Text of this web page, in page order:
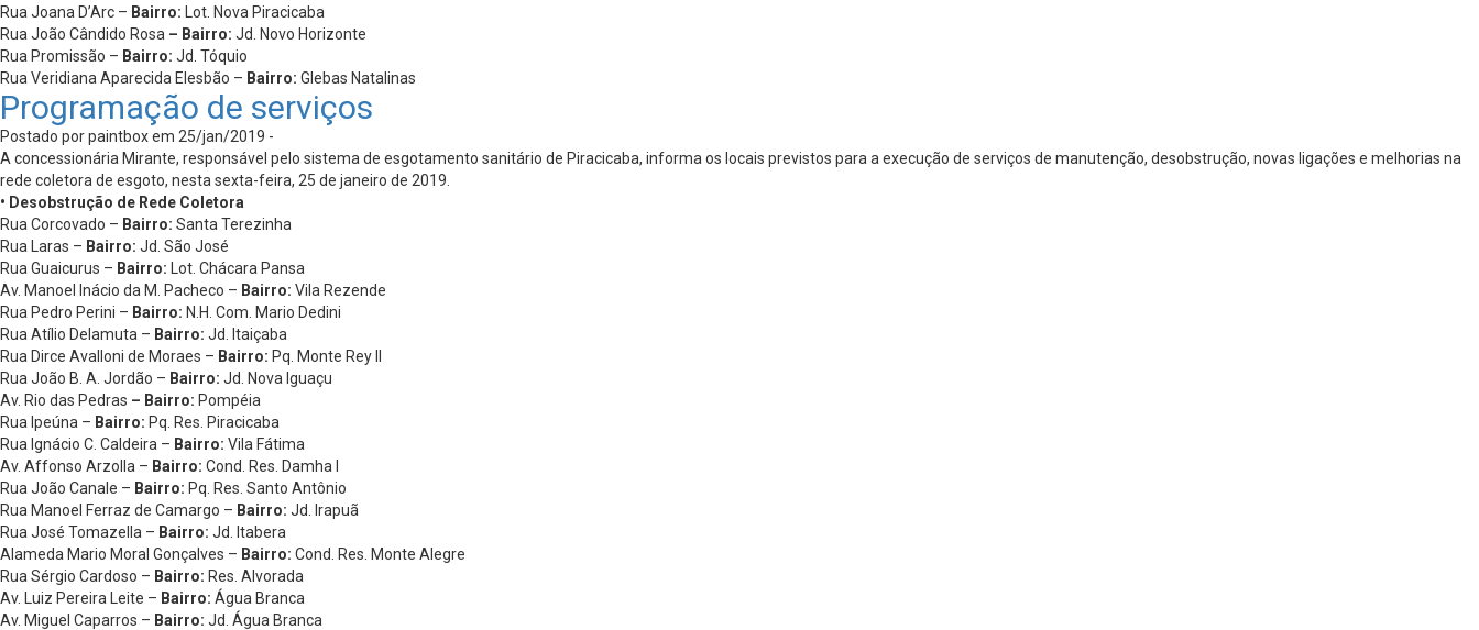
Rua Joana D’Arc – Bairro: Lot. Nova Piracicaba
Rua João Cândido Rosa – Bairro: Jd. Novo Horizonte
Rua Promissão – Bairro: Jd. Tóquio
Rua Veridiana Aparecida Elesbão – Bairro: Glebas Natalinas
Programação de serviços
Postado por paintbox em 25/jan/2019 -
A concessionária Mirante, responsável pelo sistema de esgotamento sanitário de Piracicaba, informa os locais previstos para a execução de serviços de manutenção, desobstrução, novas ligações e melhorias na
rede coletora de esgoto, nesta sexta-feira, 25 de janeiro de 2019.
• Desobstrução de Rede Coletora
Rua Corcovado – Bairro: Santa Terezinha
Rua Laras – Bairro: Jd. São José
Rua Guaicurus – Bairro: Lot. Chácara Pansa
Av. Manoel Inácio da M. Pacheco – Bairro: Vila Rezende
Rua Pedro Perini – Bairro: N.H. Com. Mario Dedini
Rua Atílio Delamuta – Bairro: Jd. Itaiçaba
Rua Dirce Avalloni de Moraes – Bairro: Pq. Monte Rey II
Rua João B. A. Jordão – Bairro: Jd. Nova Iguaçu
Av. Rio das Pedras – Bairro: Pompéia
Rua Ipeúna – Bairro: Pq. Res. Piracicaba
Rua Ignácio C. Caldeira – Bairro: Vila Fátima
Av. Affonso Arzolla – Bairro: Cond. Res. Damha I
Rua João Canale – Bairro: Pq. Res. Santo Antônio
Rua Manoel Ferraz de Camargo – Bairro: Jd. Irapuã
Rua José Tomazella – Bairro: Jd. Itabera
Alameda Mario Moral Gonçalves – Bairro: Cond. Res. Monte Alegre
Rua Sérgio Cardoso – Bairro: Res. Alvorada
Av. Luiz Pereira Leite – Bairro: Água Branca
Av. Miguel Caparros – Bairro: Jd. Água Branca